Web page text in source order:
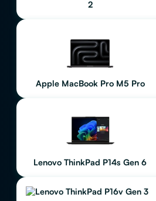
2
Apple MacBook Pro M5 Pro
Lenovo ThinkPad P14s Gen 6